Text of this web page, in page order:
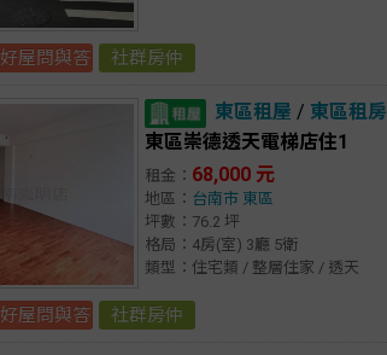
好屋問與答 社群房仲
東區租屋 / 東區租房
東區崇德透天電梯店住1
租金： 68,000 元
地區： 台南市 東區
坪數：76.2 坪
格局：4房(室) 3廳 5衛
類型：住宅類 / 整層住家 / 透天
好屋問與答 社群房仲